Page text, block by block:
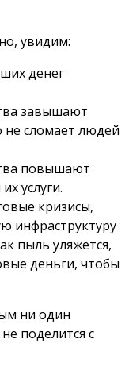
увидим:
денег
завышают
не сломает людей
повышают
услуги.
кризисы,
инфраструктуру
пыль уляжется,
деньги, чтобы
ни один
поделится с